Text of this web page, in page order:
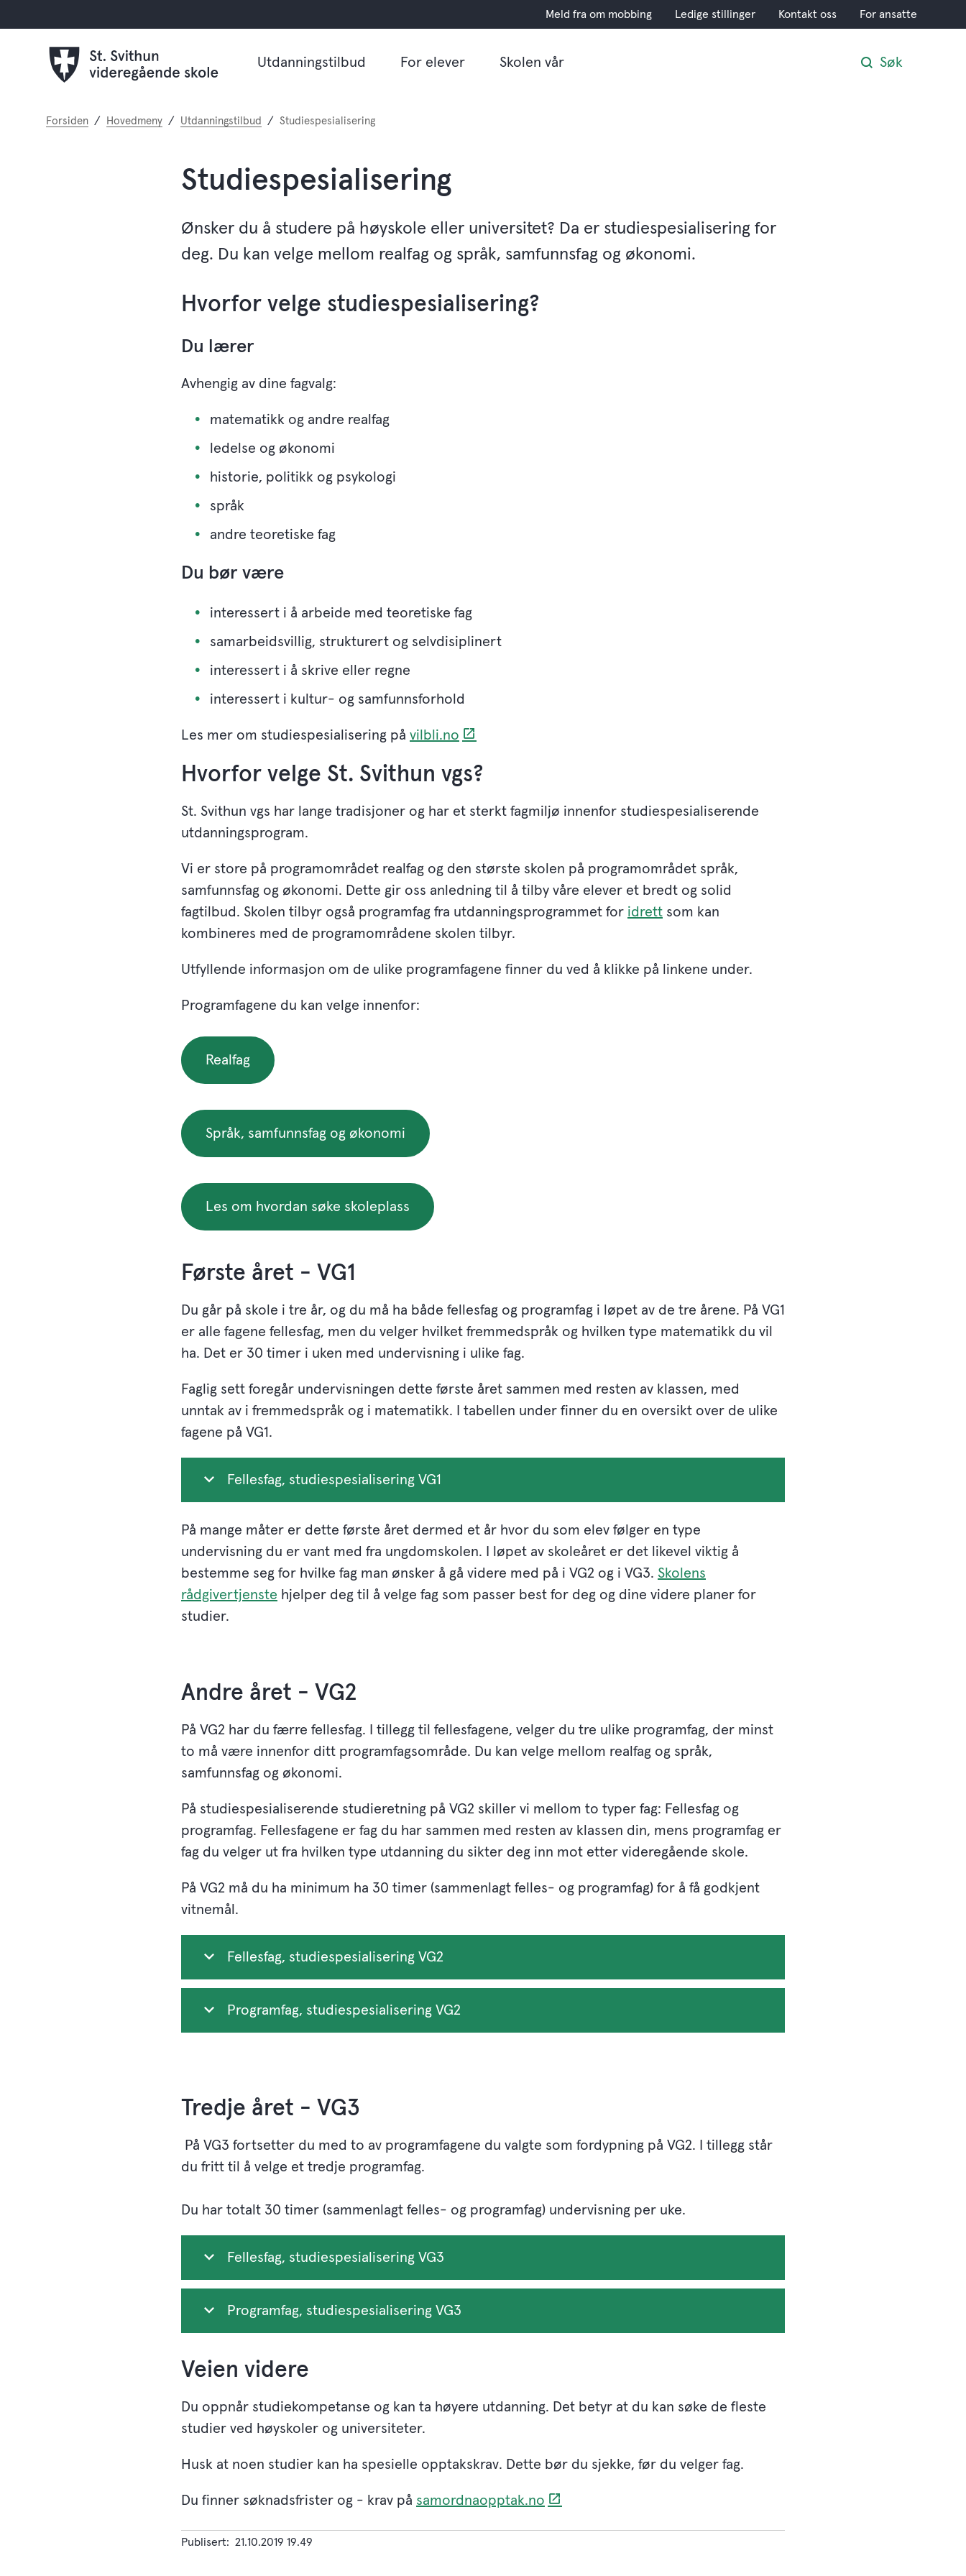
Meld fra om mobbing Ledige stillinger Kontakt oss For ansatte
Utdanningstilbud For elever Skolen vår Søk
Du
Forsiden Hovedmeny Utdanningstilbud Studiespesialisering
Studiespesialisering
Ønsker du å studere på høyskole eller universitet? Da er studiespesialisering for
deg. Du kan velge mellom realfag og språk, samfunnsfag og økonomi.
Hvorfor velge studiespesialisering?
Du lærer
Avhengig av dine fagvalg:
matematikk og andre realfag
ledelse og økonomi
historie, politikk og psykologi
språk
andre teoretiske fag
Du bør være
interessert i å arbeide med teoretiske fag
samarbeidsvillig, strukturert og selvdisiplinert
interessert i å skrive eller regne
interessert i kultur- og samfunnsforhold
Les mer om studiespesialisering på vilbli.no
Hvorfor velge St. Svithun vgs?
St. Svithun vgs har lange tradisjoner og har et sterkt fagmiljø innenfor studiespesialiserende
utdanningsprogram.
Vi er store på programområdet realfag og den største skolen på programområdet språk,
samfunnsfag og økonomi. Dette gir oss anledning til å tilby våre elever et bredt og solid
fagtilbud. Skolen tilbyr også programfag fra utdanningsprogrammet for idrett som kan
kombineres med de programområdene skolen tilbyr.
Utfyllende informasjon om de ulike programfagene finner du ved å klikke på linkene under.
Programfagene du kan velge innenfor:
Realfag
Språk, samfunnsfag og økonomi
Les om hvordan søke skoleplass
Første året - VG1
Du går på skole i tre år, og du må ha både fellesfag og programfag i løpet av de tre årene. På VG1
er alle fagene fellesfag, men du velger hvilket fremmedspråk og hvilken type matematikk du vil
ha. Det er 30 timer i uken med undervisning i ulike fag.
Faglig sett foregår undervisningen dette første året sammen med resten av klassen, med
unntak av i fremmedspråk og i matematikk. I tabellen under finner du en oversikt over de ulike
fagene på VG1.
Fellesfag, studiespesialisering VG1
På mange måter er dette første året dermed et år hvor du som elev følger en type
undervisning du er vant med fra ungdomskolen. I løpet av skoleåret er det likevel viktig å
bestemme seg for hvilke fag man ønsker å gå videre med på i VG2 og i VG3. Skolens
rådgivertjenste hjelper deg til å velge fag som passer best for deg og dine videre planer for
studier.
Andre året - VG2
På VG2 har du færre fellesfag. I tillegg til fellesfagene, velger du tre ulike programfag, der minst
to må være innenfor ditt programfagsområde. Du kan velge mellom realfag og språk,
samfunnsfag og økonomi.
På studiespesialiserende studieretning på VG2 skiller vi mellom to typer fag: Fellesfag og
programfag. Fellesfagene er fag du har sammen med resten av klassen din, mens programfag er
fag du velger ut fra hvilken type utdanning du sikter deg inn mot etter videregående skole.
På VG2 må du ha minimum ha 30 timer (sammenlagt felles- og programfag) for å få godkjent
vitnemål.
Fellesfag, studiespesialisering VG2
Programfag, studiespesialisering VG2
Tredje året - VG3
På VG3 fortsetter du med to av programfagene du valgte som fordypning på VG2. I tillegg står
du fritt til å velge et tredje programfag.
Du har totalt 30 timer (sammenlagt felles- og programfag) undervisning per uke.
Fellesfag, studiespesialisering VG3
Programfag, studiespesialisering VG3
Veien videre
Du oppnår studiekompetanse og kan ta høyere utdanning. Det betyr at du kan søke de fleste
studier ved høyskoler og universiteter.
Husk at noen studier kan ha spesielle opptakskrav. Dette bør du sjekke, før du velger fag.
Du finner søknadsfrister og - krav på samordnaopptak.no
Publisert 21.10.2019 19.49